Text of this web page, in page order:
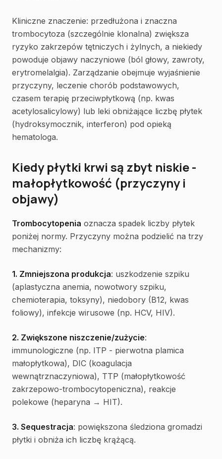
Kliniczne znaczenie: przedłużona i znaczna
trombocytoza (szczególnie klonalna) zwiększa
ryzyko zakrzepów tętniczych i żylnych, a niekiedy
powoduje objawy naczyniowe (ból głowy, zawroty,
erytromelalgia). Zarządzanie obejmuje wyjaśnienie
przyczyny, leczenie chorób podstawowych,
czasem terapię przeciwpłytkową (np. kwas
acetylosalicylowy) lub leki obniżające liczbę płytek
(hydroksymocznik, interferon) pod opieką
hematologa.
Kiedy płytki krwi są zbyt niskie -
małopłytkowość (przyczyny i
objawy)
Trombocytopenia oznacza spadek liczby płytek
poniżej normy. Przyczyny można podzielić na trzy
mechanizmy:
1. Zmniejszona produkcja: uszkodzenie szpiku
(aplastyczna anemia, nowotwory szpiku,
chemioterapia, toksyny), niedobory (B12, kwas
foliowy), infekcje wirusowe (np. HCV, HIV).
2. Zwiększone niszczenie/zużycie:
immunologiczne (np. ITP - pierwotna plamica
małopłytkowa), DIC (koagulacja
wewnątrznaczyniowa), TTP (małopłytkowość
zakrzepowo-trombocytopeniczna), reakcje
polekowe (heparyna → HIT).
3. Sequestracja: powiększona śledziona gromadzi
płytki i obniża ich liczbę krążącą.